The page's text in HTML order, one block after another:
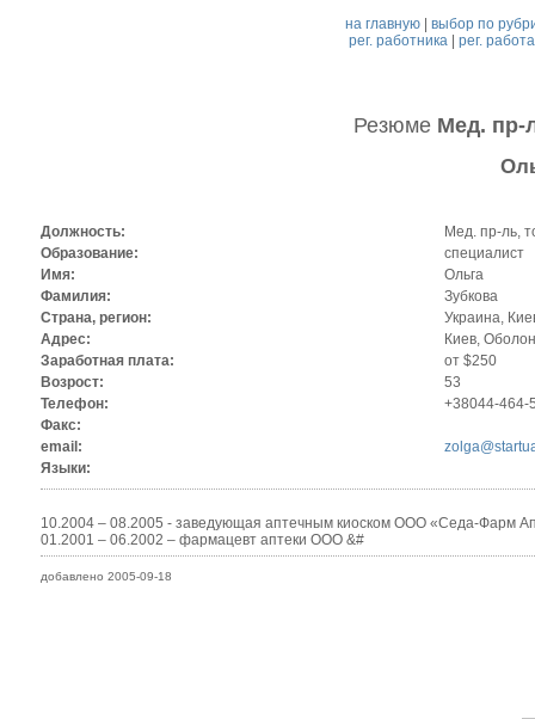
на главную |выбор по
рег. работника| рег.
Резюме Мед. пр-
Должность:
Мед. пр-ль,
Образование:
специалист
Имя:
Ольга
Фамилия:
Зубкова
Страна, регион:
Украина,
Адрес:
Киев,
Заработная плата:
от $250
Возрост:
53
Телефон:
+38044-464-
Факс:
email:
Языки:
10.2004 – 08.2005 - заведующая аптечным киоском ООО «Седа-Фарм
01.2001 – 06.2002 – фармацевт аптеки ООО &#
добавлено 2005-09-18